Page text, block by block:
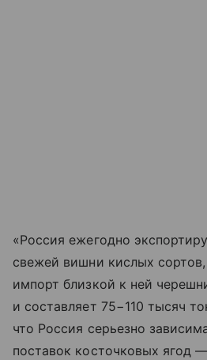
«Россия ежегодно
свежей вишни кислых
импорт близкой к ней
и составляет 75−110 тысяч
что Россия серьезно
поставок косточковых ягод